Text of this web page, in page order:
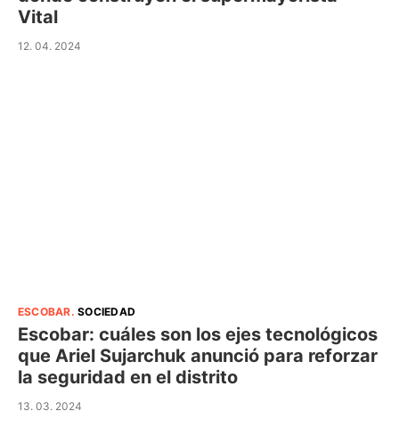
Vital
12. 04. 2024
ESCOBAR.SOCIEDAD
Escobar: cuáles son los ejes tecnológicos
que Ariel Sujarchuk anunció para reforzar
la seguridad en el distrito
13. 03. 2024